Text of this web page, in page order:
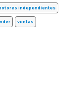
independientes
ventas